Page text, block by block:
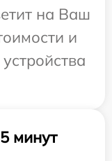
на Ваш
и
минут